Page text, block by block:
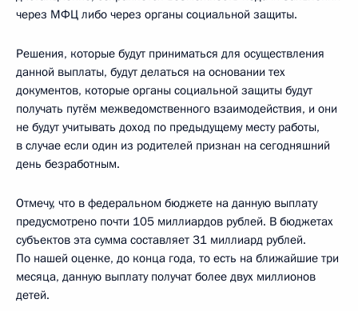
через МФЦ либо через органы социальной защиты.
Решения, которые будут приниматься для осуществления
данной выплаты, будут делаться на основании тех
документов, которые органы социальной защиты будут
получать путём межведомственного взаимодействия, и они
не будут учитывать доход по предыдущему месту работы,
в случае если один из родителей признан на сегодняшний
день безработным.
Отмечу, что в федеральном бюджете на данную выплату
предусмотрено почти 105 миллиардов рублей. В бюджетах
субъектов эта сумма составляет 31 миллиард рублей.
По нашей оценке, до конца года, то есть на ближайшие три
месяца, данную выплату получат более двух миллионов
детей.